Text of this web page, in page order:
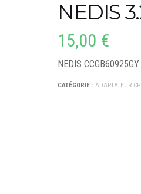
NEDIS
15,00 €
NEDIS CCGB60925GY
CATÉGORIE : ADAPTATEUR